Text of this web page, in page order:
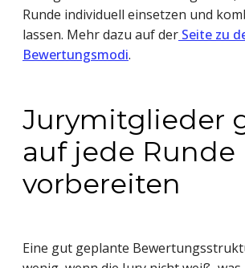
Runde individuell einsetzen und
lassen. Mehr dazu auf der Seite zu
Bewertungsmodi.
Jurymitglieder
auf jede Runde
vorbereiten
Eine gut geplante